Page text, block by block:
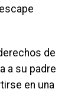
de
a su padre
en una